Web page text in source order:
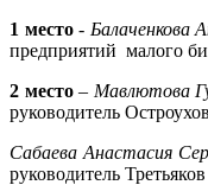
1 место- Балаченкова
предприятий малого
2 место– Мавлютова
руководитель
Сабаева Анастасия
руководитель